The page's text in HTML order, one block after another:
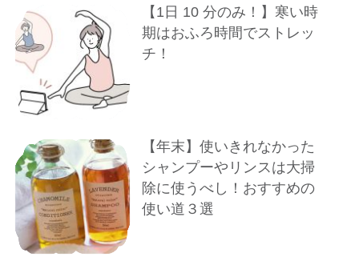
【1⽇ 10 分のみ！】寒い時
期はおふろ時間でストレッ
チ！
【年末】使いきれなかった
シャンプーやリンスは大掃
除に使うべし！おすすめの
使い道３選